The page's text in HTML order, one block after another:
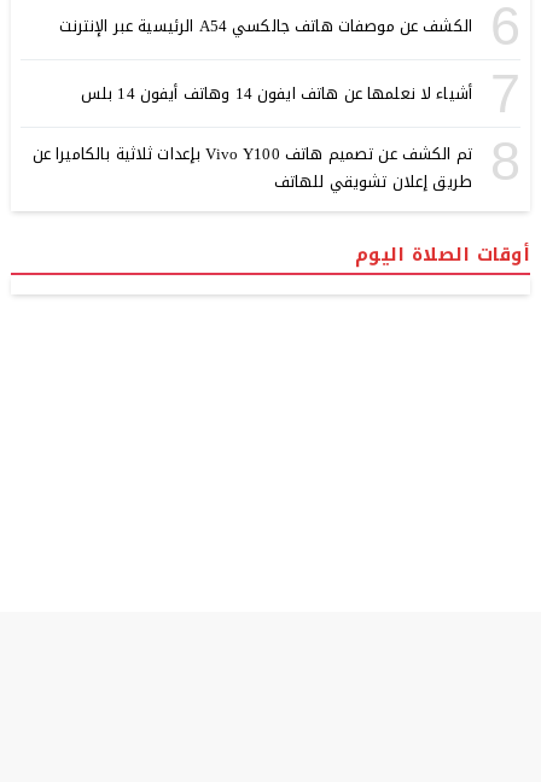
6 الكشف عن موصفات هاتف جالكسي A54 الرئيسية عبر الإنترنت
7 أشياء لا نعلمها عن هاتف ايفون 14 وهاتف أيفون 14 بلس
8
تم الكشف عن تصميم هاتف Vivo Y100 بإعدات ثلاثية بالكاميرا عن
طريق إعلان تشويقي للهاتف
أوقات الصلاة اليوم